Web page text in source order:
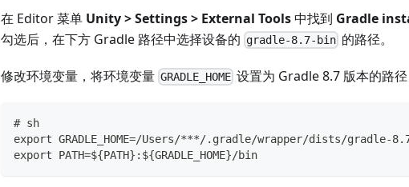
在 Editor 菜单 Unity > Settings > External Tools中找到 Gradle
勾选后，在下方 Gradle 路径中选择设备的 gradle-8.7-bin 的路径。
修改环境变量，将环境变量 GRADLE_HOME 设置为 Gradle 8.7 版本的路径
# sh
export GRADLE_HOME=/Users/***/.gradle/wrapper/dists/
export PATH=${PATH}:${GRADLE_HOME}/bin